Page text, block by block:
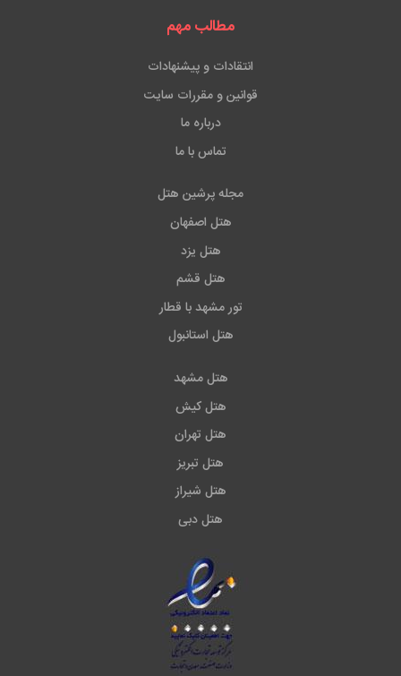
مطالب مهم
انتقادات و پیشنهادات
قوانین و مقررات سایت
درباره ما
تماس با ما
مجله پرشین هتل
هتل اصفهان
هتل یزد
هتل قشم
تور مشهد با قطار
هتل استانبول
هتل مشهد
هتل کیش
هتل تهران
هتل تبریز
هتل شیراز
هتل دبی